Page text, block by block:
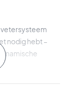
nodig hebt –